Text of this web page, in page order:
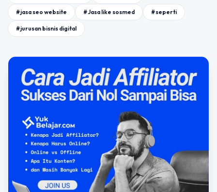
#jasa seo website #Jasa like sosmed #seperti
#jurusan bisnis digital